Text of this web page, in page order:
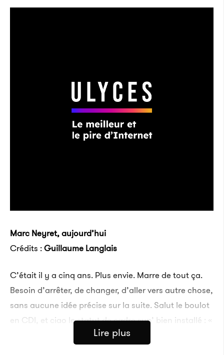
Marc Neyret, aujourd’hui
Crédits :Guillaume Langlais
C’était il y a cinq ans. Plus envie. Marre de tout ça.
Besoin d’arrêter, de changer, d’aller vers autre chose,
sans aucune idée précise sur la suite. Salut le boulot
en CDI, et ciao le statut de cadre sup’ bien installé : «
Il y a cinq ans, j’ai dit basta. J’avais fini ma mission.
Lire plus